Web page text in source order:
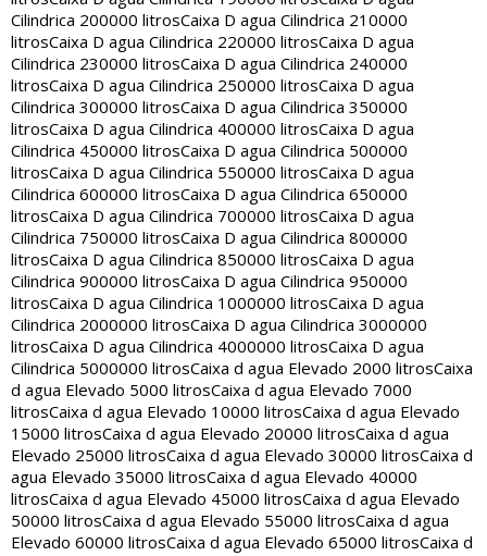
Cilindrica 200000 litrosCaixa D agua Cilindrica 210000
litrosCaixa D agua Cilindrica 220000 litrosCaixa D agua
Cilindrica 230000 litrosCaixa D agua Cilindrica 240000
litrosCaixa D agua Cilindrica 250000 litrosCaixa D agua
Cilindrica 300000 litrosCaixa D agua Cilindrica 350000
litrosCaixa D agua Cilindrica 400000 litrosCaixa D agua
Cilindrica 450000 litrosCaixa D agua Cilindrica 500000
litrosCaixa D agua Cilindrica 550000 litrosCaixa D agua
Cilindrica 600000 litrosCaixa D agua Cilindrica 650000
litrosCaixa D agua Cilindrica 700000 litrosCaixa D agua
Cilindrica 750000 litrosCaixa D agua Cilindrica 800000
litrosCaixa D agua Cilindrica 850000 litrosCaixa D agua
Cilindrica 900000 litrosCaixa D agua Cilindrica 950000
litrosCaixa D agua Cilindrica 1000000 litrosCaixa D agua
Cilindrica 2000000 litrosCaixa D agua Cilindrica 3000000
litrosCaixa D agua Cilindrica 4000000 litrosCaixa D agua
Cilindrica 5000000 litrosCaixa d agua Elevado 2000 litrosCaixa
d agua Elevado 5000 litrosCaixa d agua Elevado 7000
litrosCaixa d agua Elevado 10000 litrosCaixa d agua Elevado
15000 litrosCaixa d agua Elevado 20000 litrosCaixa d agua
Elevado 25000 litrosCaixa d agua Elevado 30000 litrosCaixa d
agua Elevado 35000 litrosCaixa d agua Elevado 40000
litrosCaixa d agua Elevado 45000 litrosCaixa d agua Elevado
50000 litrosCaixa d agua Elevado 55000 litrosCaixa d agua
Elevado 60000 litrosCaixa d agua Elevado 65000 litrosCaixa d